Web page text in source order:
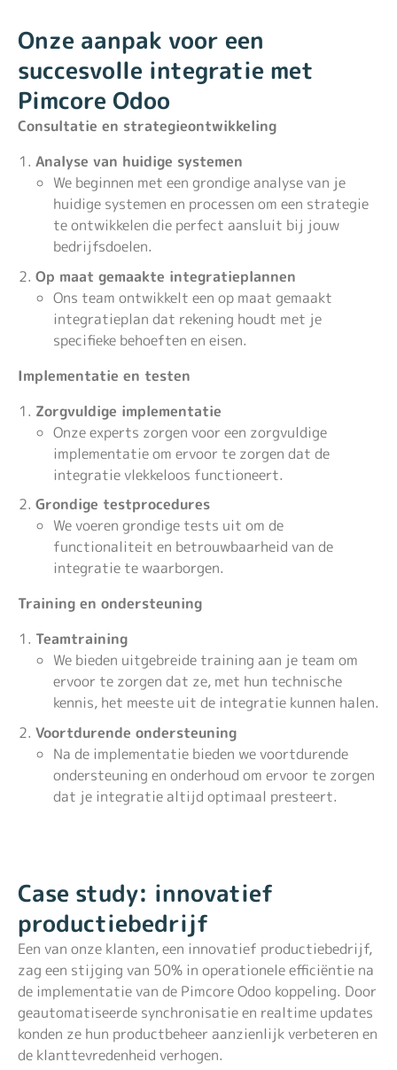
Onze aanpak voor een
succesvolle integratie met
Pimcore Odoo
Consultatie en strategieontwikkeling
Analyse van huidige systemen
We beginnen met een grondige analyse van je
huidige systemen en processen om een strategie
te ontwikkelen die perfect aansluit bij jouw
bedrijfsdoelen.
Op maat gemaakte integratieplannen
Ons team ontwikkelt een op maat gemaakt
integratieplan dat rekening houdt met je
specifieke behoeften en eisen.
Implementatie en testen
Zorgvuldige implementatie
Onze experts zorgen voor een zorgvuldige
implementatie om ervoor te zorgen dat de
integratie vlekkeloos functioneert.
Grondige testprocedures
We voeren grondige tests uit om de
functionaliteit en betrouwbaarheid van de
integratie te waarborgen.
Training en ondersteuning
Teamtraining
We bieden uitgebreide training aan je team om
ervoor te zorgen dat ze, met hun technische
kennis, het meeste uit de integratie kunnen halen.
Voortdurende ondersteuning
Na de implementatie bieden we voortdurende
ondersteuning en onderhoud om ervoor te zorgen
dat je integratie altijd optimaal presteert.
Case study: innovatief
productiebedrijf
Een van onze klanten, een innovatief productiebedrijf,
zag een stijging van 50% in operationele efficiëntie na
de implementatie van de Pimcore Odoo koppeling. Door
geautomatiseerde synchronisatie en realtime updates
konden ze hun productbeheer aanzienlijk verbeteren en
de klanttevredenheid verhogen.